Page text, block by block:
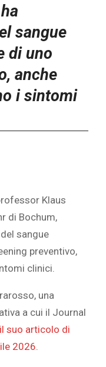
sangue
di uno
anche
i sintomi
Klaus
di Bochum,
sangue
preventivo,
clinici.
una
a cui il Journal
suo articolo di
2026.